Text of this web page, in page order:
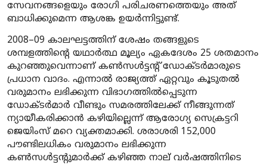
സേവനങ്ങളെയും രോഗി പരിചരണത്തെയും അത്
ബാധിക്കുമെന്ന ആശങ്ക ഉയർന്നിട്ടുണ്ട്.
2008–09 കാലഘട്ടത്തിന് ശേഷം തങ്ങളുടെ
ശമ്പളത്തിന്റെ യഥാർത്ഥ മൂല്യം ഏകദേശം 25 ശതമാനം
കുറഞ്ഞുവെന്നാണ് കൺസൾട്ടന്റ് ഡോക്ടർമാരുടെ
പ്രധാന വാദം. എന്നാൽ രാജ്യത്ത് ഏറ്റവും കൂടുതൽ
വരുമാനം ലഭിക്കുന്ന വിഭാഗത്തിൽപ്പെടുന്ന
ഡോക്ടർമാർ വീണ്ടും സമരത്തിലേക്ക് നീങ്ങുന്നത്
ന്യായീകരിക്കാൻ കഴിയില്ലെന്ന് ആരോഗ്യ സെക്രട്ടറി
ജെയിംസ് മറെ വ്യക്തമാക്കി. ശരാശരി 152,000
പൗണ്ടിലധികം വരുമാനം ലഭിക്കുന്ന
കൺസൾട്ടന്റുമാർക്ക് കഴിഞ്ഞ നാല് വർഷത്തിനിടെ